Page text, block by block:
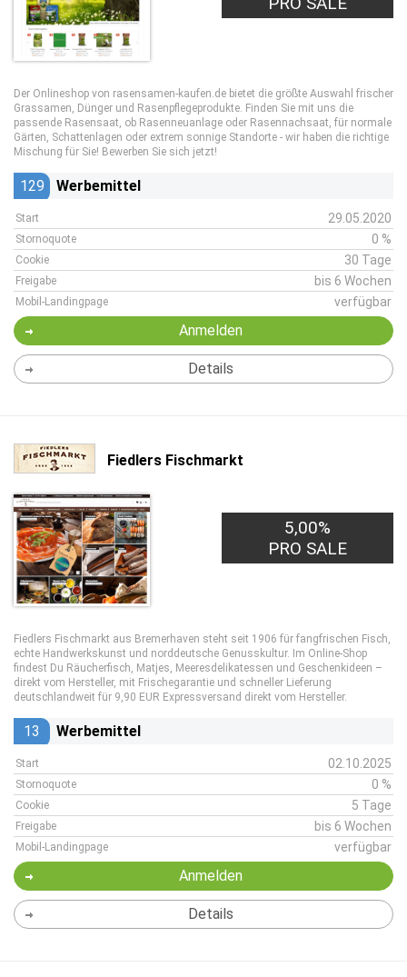
Der Onlineshop von rasensamen-kaufen.de bietet die größte Auswahl frischer
Grassamen, Dünger und Rasenpflegeprodukte. Finden Sie mit uns die
passende Rasensaat, ob Rasenneuanlage oder Rasennachsaat, für normale
Gärten, Schattenlagen oder extrem sonnige Standorte - wir haben die richtige
Mischung für Sie! Bewerben Sie sich jetzt!
129 Werbemittel
Start 29.05.2020
Stornoquote 0 %
Cookie 30 Tage
Freigabe bis 6 Wochen
Mobil-Landingpage verfügbar
Anmelden
Details
Fiedlers Fischmarkt
5,00%
PRO SALE
Fiedlers Fischmarkt aus Bremerhaven steht seit 1906 für fangfrischen Fisch,
echte Handwerkskunst und norddeutsche Genusskultur. Im Online-Shop
findest Du Räucherfisch, Matjes, Meeresdelikatessen und Geschenkideen –
direkt vom Hersteller, mit Frischegarantie und schneller Lieferung
deutschlandweit für 9,90 EUR Expressversand direkt vom Hersteller.
13 Werbemittel
Start 02.10.2025
Stornoquote 0 %
Cookie 5 Tage
Freigabe bis 6 Wochen
Mobil-Landingpage verfügbar
Anmelden
Details